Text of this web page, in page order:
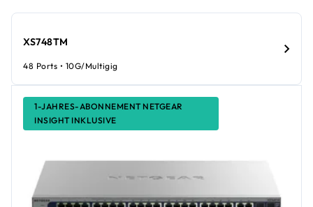
1-JAHRES-ABONNEMENT NETGEAR
INSIGHT INKLUSIVE
XS748TM
48 Ports • 10G/Multigig